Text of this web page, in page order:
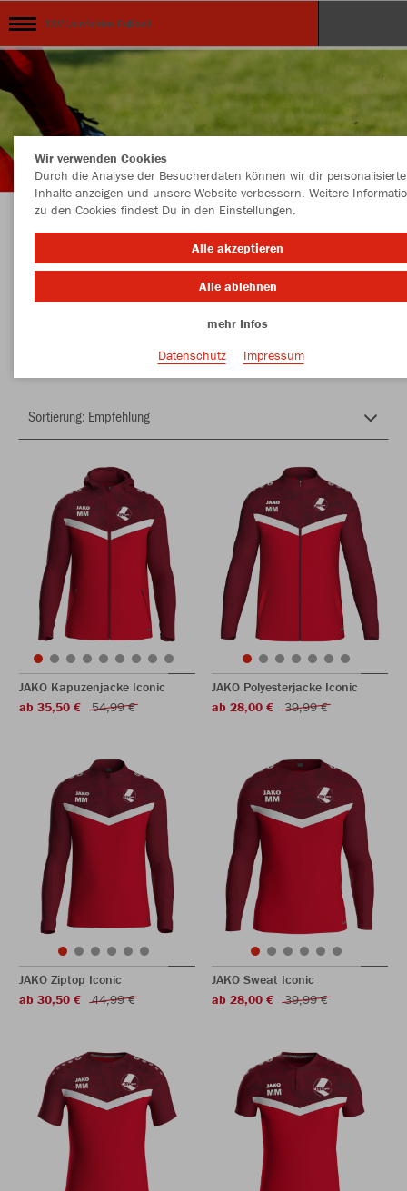
TSV Leinfelden Fußball
Herzlich Willkommen im Shop TSV Leinfelden
Fußball
Farbe
JAKO Kapuzenjacke Iconic
ab 35,50 €
54,99 €
JAKO Polyesterjacke Iconic
ab 28,00 €
39,99 €
JAKO Ziptop Iconic
ab 30,50 €
44,99 €
JAKO Sweat Iconic
ab 28,00 €
39,99 €
Wir verwenden Cookies
Durch die Analyse der Besucherdaten können wir dir personalisierte
Inhalte anzeigen und unsere Website verbessern. Weitere
zu den Cookies findest Du in den Einstellungen.
Alle akzeptieren
Alle ablehnen
mehr Infos
Datenschutz
Impressum